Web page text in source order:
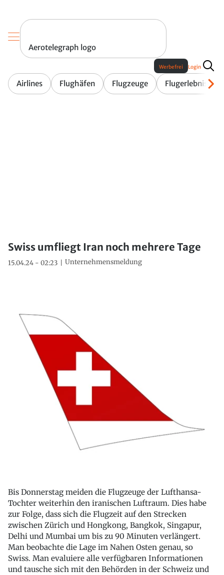
Aerotelegraph logo
Airlines Flughäfen Flugzeuge Flugerlebnis
Werbefrei Login
Swiss umfliegt Iran noch mehrere Tage
15.04.24 - 02:23 Unternehmensmeldung
Bis Donnerstag meiden die Flugzeuge der Lufthansa-
Tochter weiterhin den iranischen Luftraum. Dies habe
zur Folge, dass sich die Flugzeit auf den Strecken
zwischen Zürich und Hongkong, Bangkok, Singapur,
Delhi und Mumbai um bis zu 90 Minuten verlängert.
Man beobachte die Lage im Nahen Osten genau, so
Swiss. Man evaluiere alle verfügbaren Informationen
und tausche sich mit den Behörden in der Schweiz und